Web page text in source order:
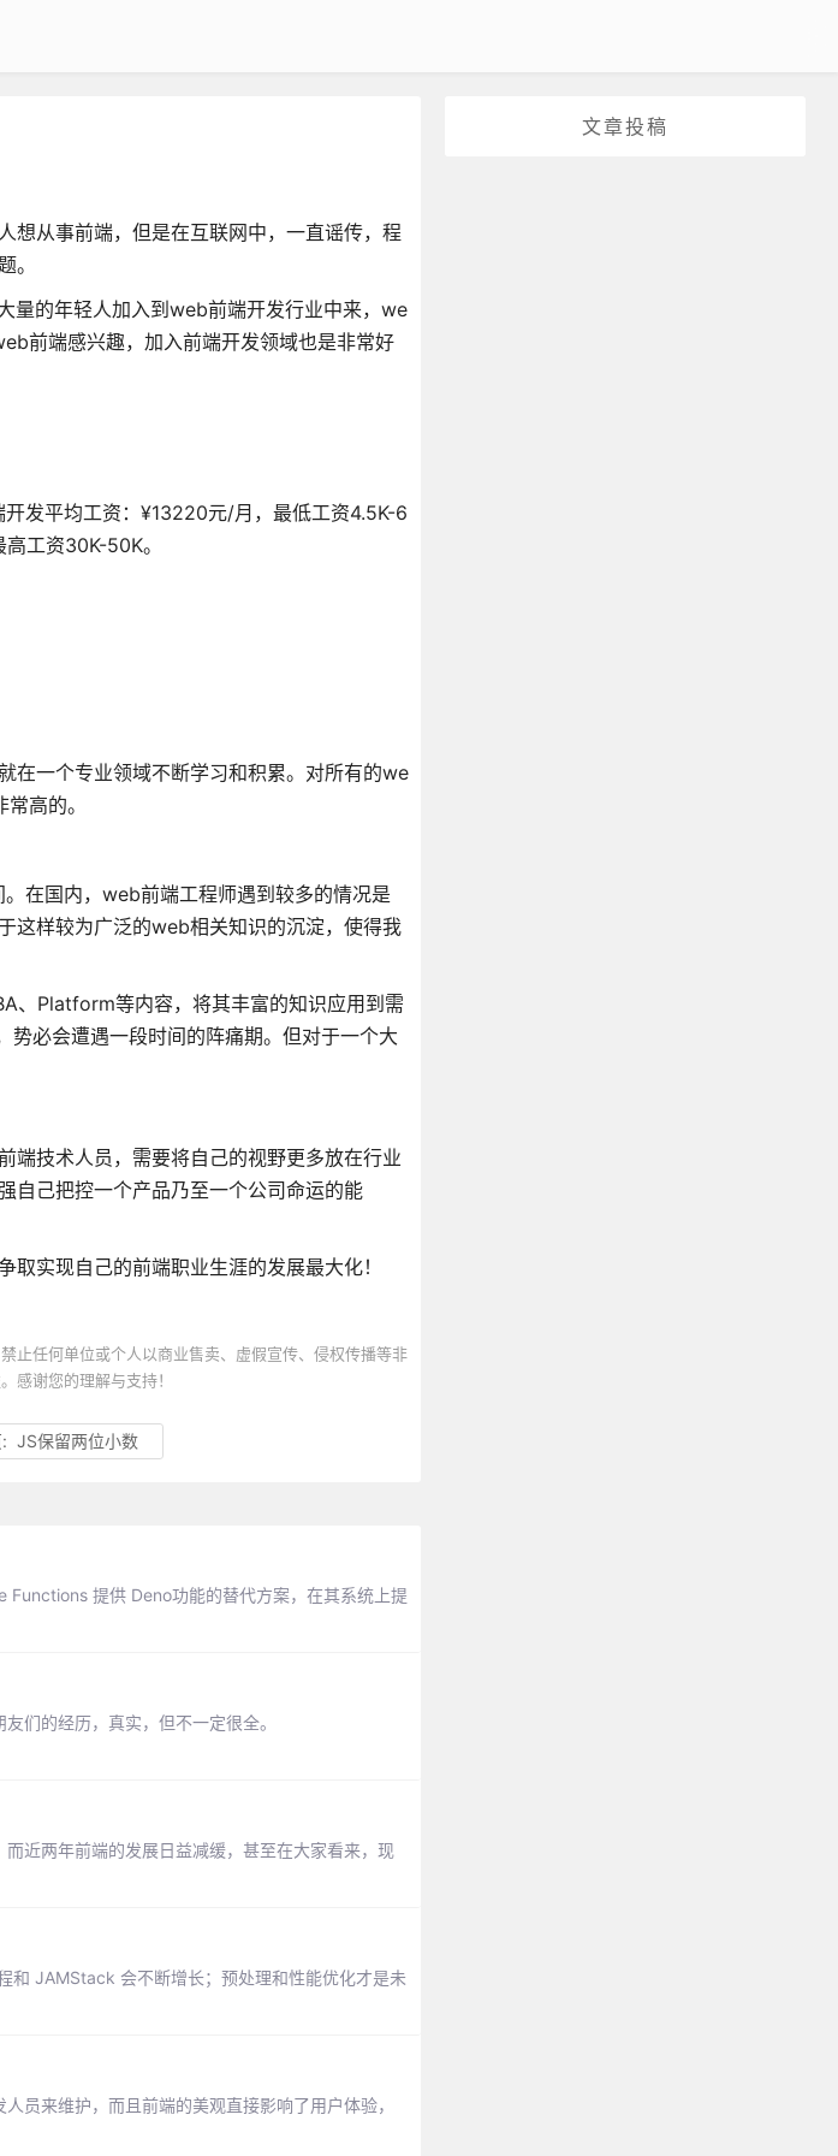
文章投稿
想从事前端，但是在互联网中，一直谣传，程
。
量的年轻人加入到web前端开发行业中来，we
前端感兴趣，加入前端开发领域也是非常好
发平均工资：¥13220元/月，最低工资4.5K-6
工资30K-50K。
在一个专业领域不断学习和积累。对所有的we
高的。
在国内，web前端工程师遇到较多的情况是
这样较为广泛的web相关知识的沉淀，使得我
、Platform等内容，将其丰富的知识应用到需
必会遭遇一段时间的阵痛期。但对于一个大
端技术人员，需要将自己的视野更多放在行业
自己把控一个产品乃至一个公司命运的能
实现自己的前端职业生涯的发展最大化！
止任何单位或个人以商业售卖、虚假宣传、侵权传播等非
感谢您的理解与支持！
JS保留两位小数
提供 Deno功能的替代方案，在其系统上提
们的经历，真实，但不一定很全。
近两年前端的发展日益减缓，甚至在大家看来，现
JAMStack 会不断增长；预处理和性能优化才是未
员来维护，而且前端的美观直接影响了用户体验，